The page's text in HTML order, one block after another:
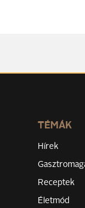
TÉMÁK
Hírek
Receptek
Életmód